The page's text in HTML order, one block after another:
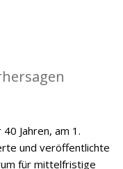
Jahren, am 1.
und veröffentlichte
für mittelfristige